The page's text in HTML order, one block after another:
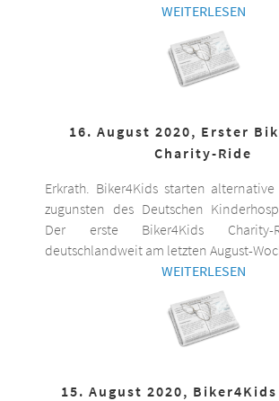
WEITERLESEN
16. August 2020, Erster
Charity-Ride
Erkrath. Biker4Kids starten
zugunsten des Deutschen
Der erste Biker4Kids Charity-
deutschlandweit am letzten August-
WEITERLESEN
15. August 2020,